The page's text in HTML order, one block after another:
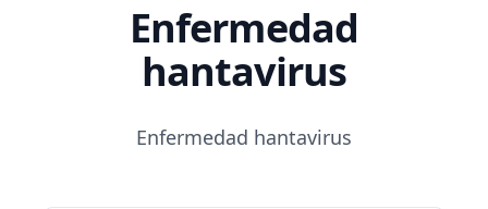
Enfermedad
hantavirus
Enfermedad hantavirus